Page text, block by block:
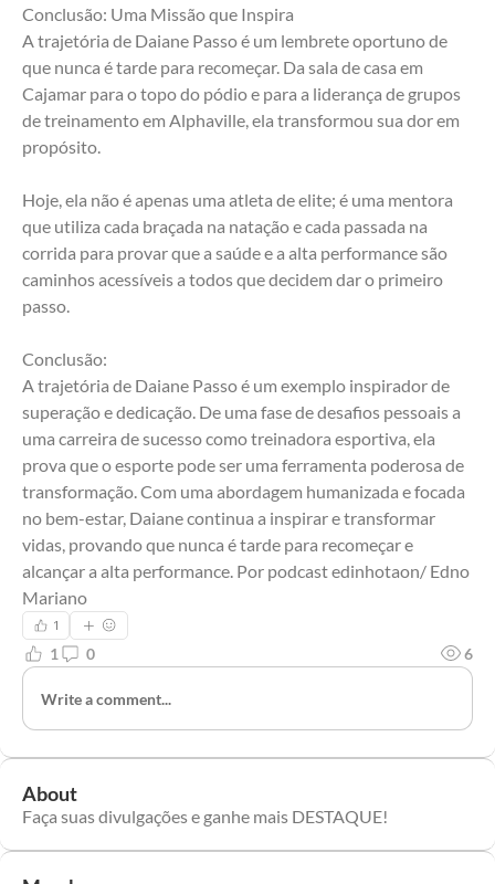
Conclusão: Uma Missão que Inspira
A trajetória de Daiane Passo é um lembrete oportuno de
que nunca é tarde para recomeçar. Da sala de casa em
Cajamar para o topo do pódio e para a liderança de grupos
de treinamento em Alphaville, ela transformou sua dor em
propósito.
Hoje, ela não é apenas uma atleta de elite; é uma mentora
que utiliza cada braçada na natação e cada passada na
corrida para provar que a saúde e a alta performance são
caminhos acessíveis a todos que decidem dar o primeiro
passo.
Conclusão:
A trajetória de Daiane Passo é um exemplo inspirador de
superação e dedicação. De uma fase de desafios pessoais a
uma carreira de sucesso como treinadora esportiva, ela
prova que o esporte pode ser uma ferramenta poderosa de
transformação. Com uma abordagem humanizada e focada
no bem-estar, Daiane continua a inspirar e transformar
vidas, provando que nunca é tarde para recomeçar e
alcançar a alta performance. Por podcast edinhotaon/ Edno
Mariano
1
1 0 6
Write a comment...
About
Faça suas divulgações e ganhe mais DESTAQUE!